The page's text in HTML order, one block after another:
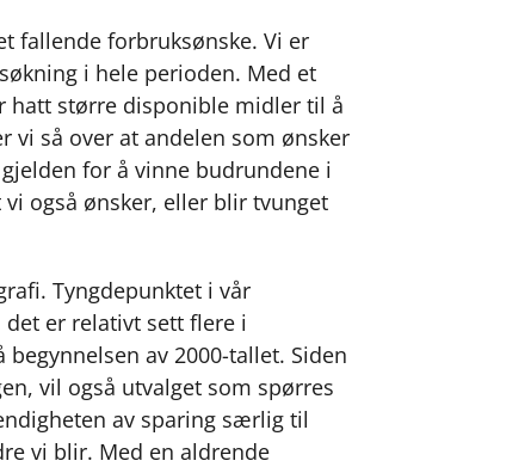
fallende forbruksønske. Vi er
i hele perioden. Med et
hatt større disponible midler til å
vi så over at andelen som ønsker
for å vinne budrundene i
også ønsker, eller blir tvunget
Tyngdepunktet i vår
er relativt sett flere i
av 2000-tallet. Siden
vil også utvalget som spørres
av sparing særlig til
vi blir. Med en aldrende